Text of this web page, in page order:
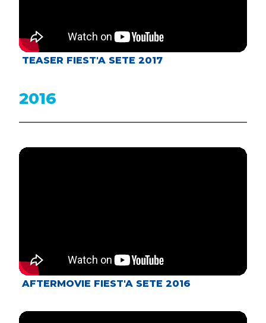
TEASER FIEST'A SETE 2017
2016
AFTERMOVIE FIEST'A SETE 2016